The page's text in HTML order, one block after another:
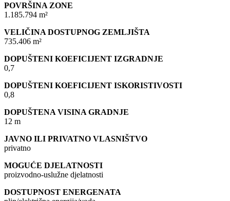
POVRŠINA ZONE
1.185.794 m²
VELIČINA DOSTUPNOG ZEMLJIŠTA
735.406 m²
DOPUŠTENI KOEFICIJENT IZGRADNJE
0,7
DOPUŠTENI KOEFICIJENT ISKORISTIVOSTI
0,8
DOPUŠTENA VISINA GRADNJE
12 m
JAVNO ILI PRIVATNO VLASNIŠTVO
privatno
MOGUĆE DJELATNOSTI
proizvodno-uslužne djelatnosti
DOSTUPNOST ENERGENATA